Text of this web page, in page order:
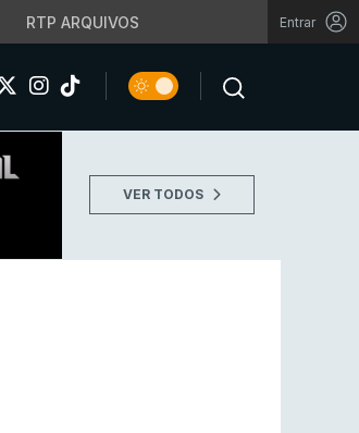
RTP ARQUIVOS Entrar
VER TODOS